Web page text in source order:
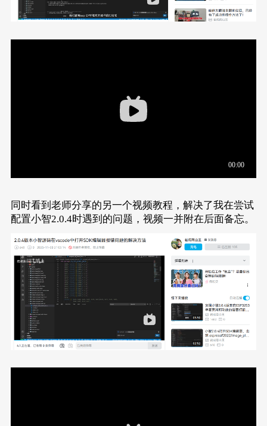
同时看到老师分享的另一个视频教程，解决了我在尝试
配置小智2.0.4时遇到的问题，视频一并附在后面备忘。